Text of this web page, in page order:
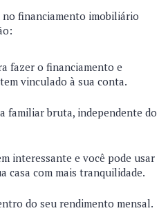
no financiamento imobiliário
fazer o financiamento e
vinculado à sua conta.
familiar bruta, independente do
interessante e você pode usar
casa com mais tranquilidade.
do seu rendimento mensal.